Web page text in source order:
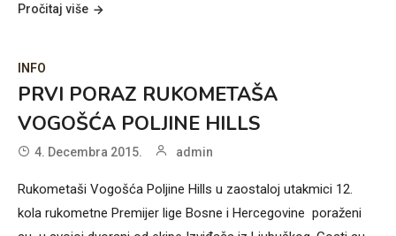
Pročitaj više
INFO
PRVI PORAZ RUKOMETAŠA
VOGOŠĆA POLJINE HILLS
4. Decembra 2015. admin
Rukometaši Vogošća Poljine Hills u zaostaloj utakmici 12.
kola rukometne Premijer lige Bosne i Hercegovine poraženi